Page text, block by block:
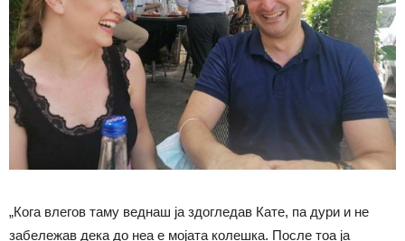
„Кога влегов таму веднаш ја здогледав Кате, па дури и не
забележав дека до неа е мојата колешка. После тоа ја